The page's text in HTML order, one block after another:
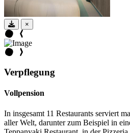
×
Verpflegung
Vollpension
In insgesamt 11 Restaurants serviert
aller Welt, darunter zum Beispiel in